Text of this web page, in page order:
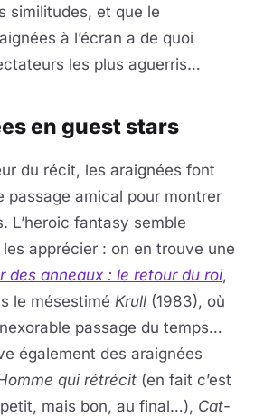
similitudes, et que le
à l’écran a de quoi
les plus aguerris…
en guest stars
du récit, les araignées font
passage amical pour montrer
L’heroic fantasy semble
apprécier : on en trouve une
des anneaux : le retour du roi,
le mésestimé Krull (1983), où
passage du temps…
également des araignées
qui rétrécit (en fait c’est
mais bon, au final…), Cat-